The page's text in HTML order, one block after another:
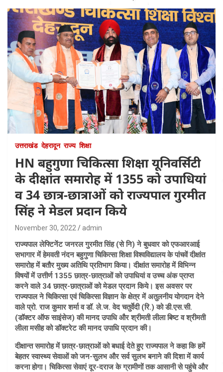
उत्तराखंड देहरादून राज्य शिक्षा
HN बहुगुणा चिकित्सा शिक्षा यूनिवर्सिटी
के दीक्षांत समारोह में 1355 को उपाधियां
व 34 छात्र-छात्राओं को राज्यपाल गुरमीत
सिंह ने मेडल प्रदान किये
November 30, 2022 admin
राज्यपाल लेफ्टिनेंट जनरल गुरमीत सिंह (से नि) ने बुधवार को एफआरआई
सभागार में हेमवती नंदन बहुगुणा चिकित्सा शिक्षा विश्वविद्यालय के पांचवें दीक्षांत
समारोह में बतौर मुख्य अतिथि प्रतिभाग किया। दीक्षांत समारोह में विभिन्न
विषयों में उत्तीर्ण 1355 छात्र-छात्राओं को उपाधियां व उच्च अंक प्राप्त
करने वाले 34 छात्र-छात्राओं को मेडल प्रदान किये। इस अवसर पर
राज्यपाल ने चिकित्सा एवं चिकित्सा विज्ञान के क्षेत्र में अतुलनीय योगदान देने
वाले प्रो. राज कुमार शर्मा व डॉ. ले.ज. वेद चतुर्वेदी (रि.) को डी.एस.सी.
(डॉक्टर ऑफ साइंसेज) की मानद उपाधि और श्रीमती लीला बिष्ट व श्रीमती
लीला मसीह को डॉक्टरेट की मानद उपाधि प्रदान की।
दीक्षान्त समारोह में छात्र-छात्राओं को बधाई देते हुए राज्यपाल ने कहा कि हमें
बेहतर स्वास्थ्य सेवाओं को जन-सुलभ और सर्व सुलभ बनाने की दिशा में कार्य
करना होगा। चिकित्सा सेवाएं दूर-दराज के ग्रामीणों तक आसानी से पहुंचे और